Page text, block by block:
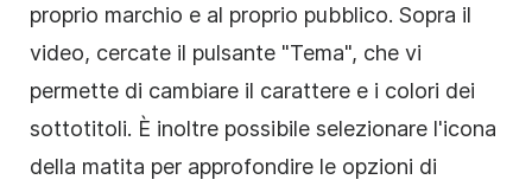
proprio marchio e al proprio pubblico. Sopra il
video, cercate il pulsante "Tema", che vi
permette di cambiare il carattere e i colori dei
sottotitoli. È inoltre possibile selezionare l'icona
della matita per approfondire le opzioni di